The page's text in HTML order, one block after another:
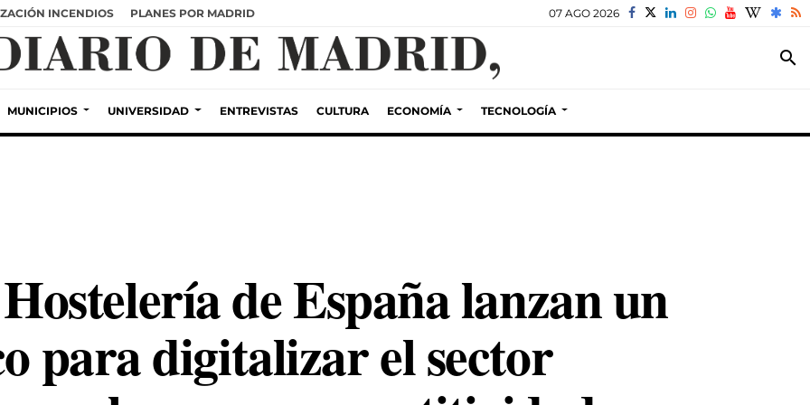
INCENDIOS PLANES POR MADRID 07 AGO 2026
search
MUNICIPIOS UNIVERSIDAD ENTREVISTAS CULTURA ECONOMÍA TECNOLOGÍA
de España lanzan un
para digitalizar el sector